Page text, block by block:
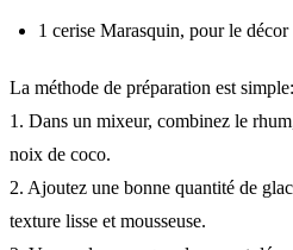
1 cerise Marasquin, pour le décor
La méthode de préparation est simple:
1. Dans un mixeur, combinez le
noix de coco.
2. Ajoutez une bonne quantité de
texture lisse et mousseuse.